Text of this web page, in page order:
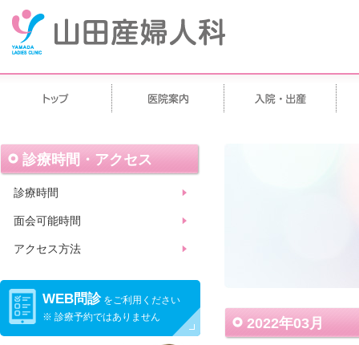
2022年03月
診療時間・アクセス
診療時間
面会可能時間
アクセス方法
WEB問診をご利用ください
※ 診療予約ではありません